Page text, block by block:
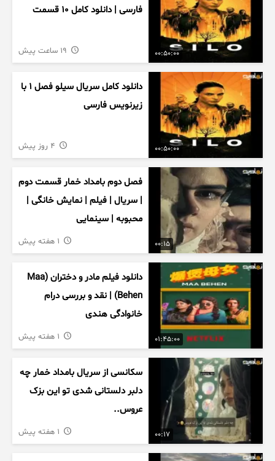
00:50:00
فارسی | دانلود کامل ۱۰ قسمت
00:50:00
دانلود کامل سریال سیلو فصل ۱ با
زیرنویس فارسی
00:15
فصل دوم بامداد خمار قسمت دوم
| سریال | فیلم | نمایش خانگی |
محبوبه | سینمایی
01:45:00
دانلود فیلم مادر و دختران (Maa
Behen) | نقد و بررسی درام
خانوادگی هندی
00:17
سکانسی از سریال بامداد خمار چه
دلبر دلستانی شدی تو این بزک
عروس..